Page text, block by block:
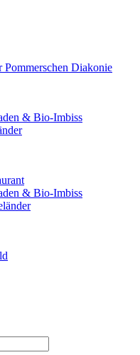
Pommerschen Diakonie
& Bio-Imbiss
& Bio-Imbiss